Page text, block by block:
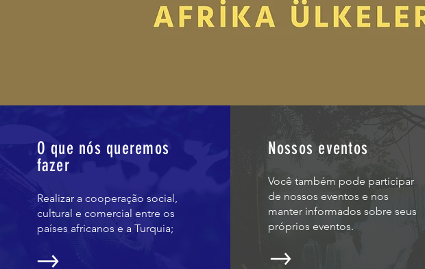
O que nós queremos
fazer
Realizar a cooperação social,
cultural e comercial entre os
países africanos e a Turquia;
Nossos eventos
Você também pode participar
de nossos eventos e nos
manter informados sobre seus
próprios eventos.